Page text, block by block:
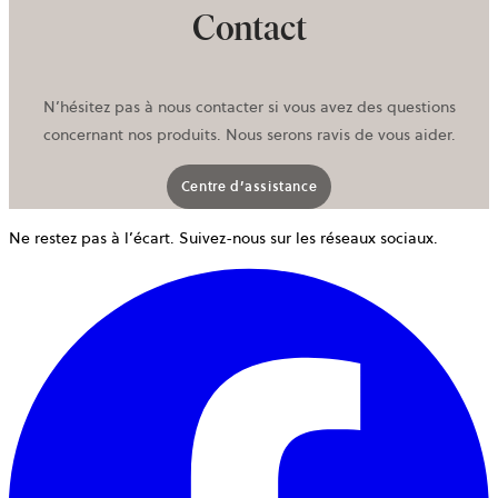
Contact
N’hésitez pas à nous contacter si vous avez des questions
concernant nos produits. Nous serons ravis de vous aider.
Centre d’assistance
Ne restez pas à l’écart. Suivez-nous sur les réseaux sociaux.